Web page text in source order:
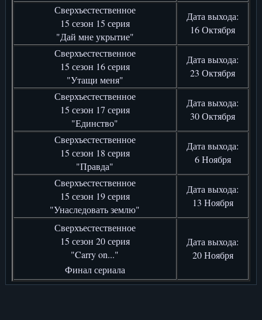
Сверхъестественное
15 сезон 15 серия
"Дай мне укрытие"
Дата выхода:
16 Октября
Сверхъестественное
15 сезон 16 серия
"Утащи меня"
Дата выхода:
23 Октября
Сверхъестественное
15 сезон 17 серия
"Единство"
Дата выхода:
30 Октября
Сверхъестественное
15 сезон 18 серия
"Правда"
Дата выхода:
6 Ноября
Сверхъестественное
15 сезон 19 серия
"Унаследовать землю"
Дата выхода:
13 Ноября
Сверхъестественное
15 сезон 20 серия
"Carry on..."
Финал сериала
Дата выхода:
20 Ноября